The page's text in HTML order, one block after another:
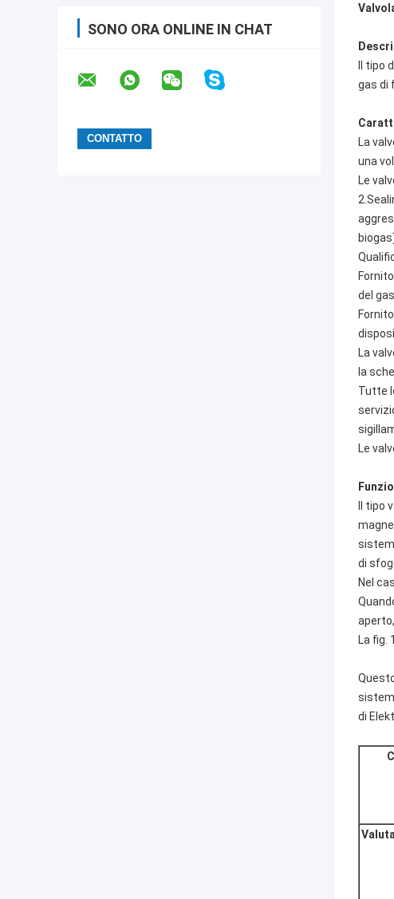
SONO ORA ONLINE IN CHAT
Il tipo
gas di
La
una
Le
del gas.
La
la
Tutte
Le
Il tipo
di
Nel
La fig.
di